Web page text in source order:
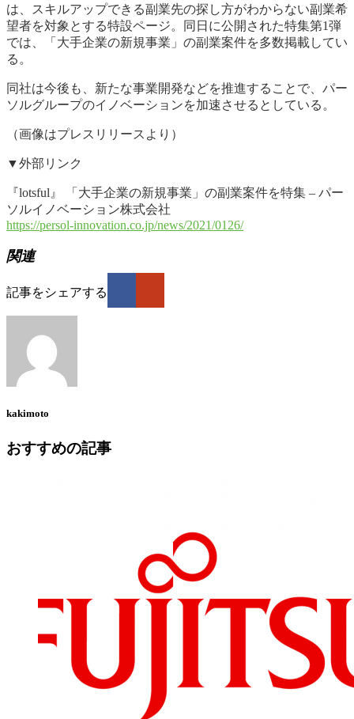
は、スキルアップできる副業先の探し方がわからない副業希
望者を対象とする特設ページ。同日に公開された特集第1弾
では、「大手企業の新規事業」の副業案件を多数掲載してい
る。
同社は今後も、新たな事業開発などを推進することで、パー
ソルグループのイノベーションを加速させるとしている。
（画像はプレスリリースより）
▼外部リンク
『lotsful』 「大手企業の新規事業」の副業案件を特集 – パー
ソルイノベーション株式会社
https://persol-innovation.co.jp/news/2021/0126/
関連
記事をシェアする
kakimoto
おすすめの記事